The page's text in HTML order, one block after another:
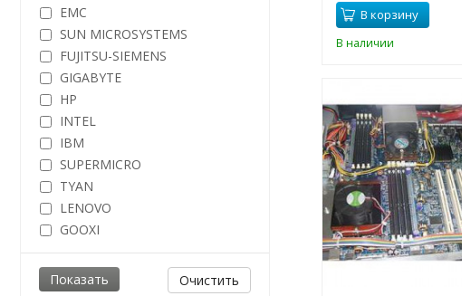
В корзину
В наличии
EMC
SUN MICROSYSTEMS
FUJITSU-SIEMENS
GIGABYTE
HP
INTEL
IBM
SUPERMICRO
TYAN
LENOVO
GOOXI
Очистить